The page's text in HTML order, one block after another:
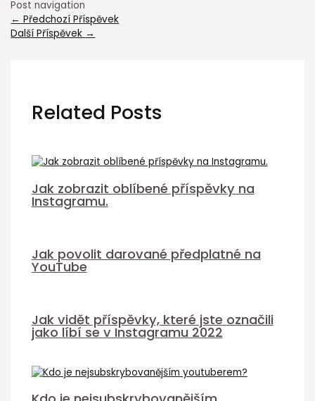
Post navigation
← Předchozí Příspěvek
Další Příspěvek →
Related Posts
Jak zobrazit oblíbené příspěvky na
Instagramu.
Jak povolit darované předplatné na
YouTube
Jak vidět příspěvky, které jste označili
jako líbí se v Instagramu 2022